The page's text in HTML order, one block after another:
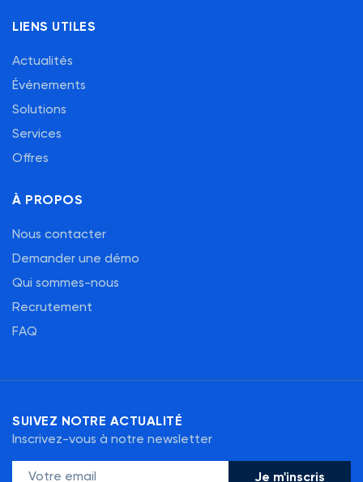
LIENS UTILES
Actualités
Événements
Solutions
Services
Offres
À PROPOS
Nous contacter
Demander une démo
Qui sommes-nous
Recrutement
FAQ
SUIVEZ NOTRE ACTUALITÉ
Inscrivez-vous à notre newsletter